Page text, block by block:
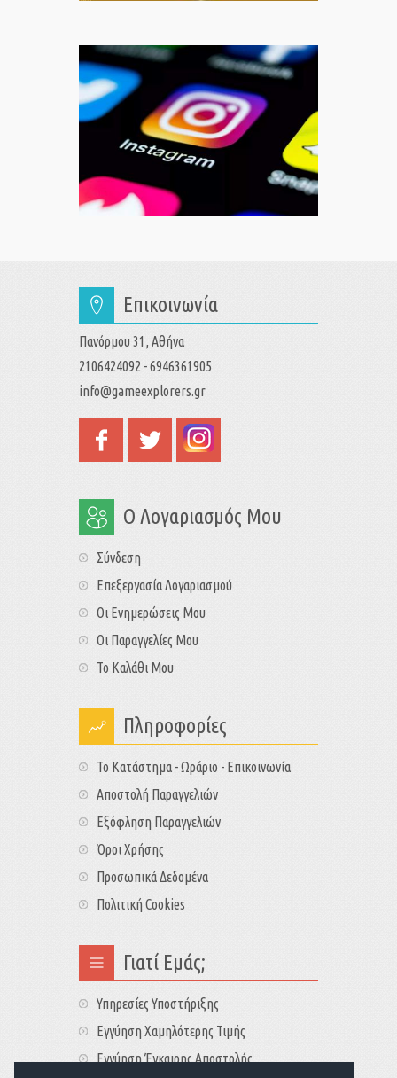
Επικοινωνία
Πανόρμου 31, Αθήνα
2106424092 - 6946361905
info@gameexplorers.gr
Ο Λογαριασμός Μου
Σύνδεση
Επεξεργασία Λογαριασμού
Οι Ενημερώσεις Μου
Οι Παραγγελίες Μου
Το Καλάθι Μου
Πληροφορίες
Το Κατάστημα - Ωράριο - Επικοινωνία
Αποστολή Παραγγελιών
Εξόφληση Παραγγελιών
Όροι Χρήσης
Προσωπικά Δεδομένα
Πολιτική Cookies
Γιατί Εμάς;
Υπηρεσίες Υποστήριξης
Εγγύηση Χαμηλότερης Τιμής
Εγγύηση Έγκαιρης Αποστολής